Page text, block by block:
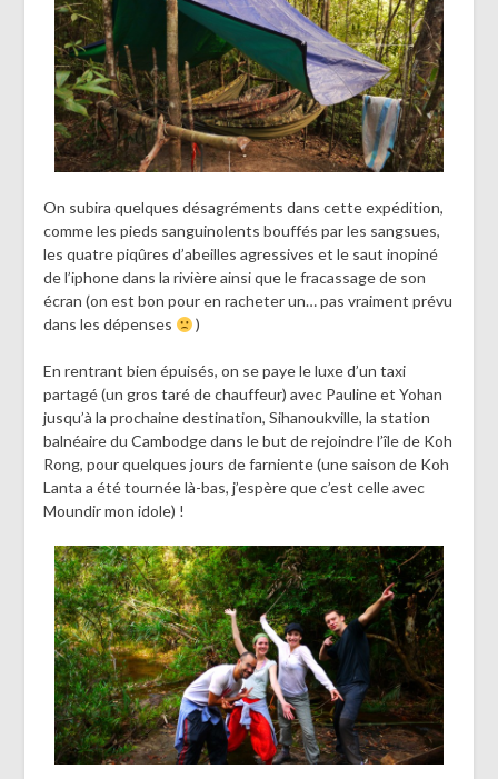
On subira quelques désagréments dans cette expédition,
comme les pieds sanguinolents bouffés par les sangsues,
les quatre piqûres d’abeilles agressives et le saut inopiné
de l’iphone dans la rivière ainsi que le fracassage de son
écran (on est bon pour en racheter un… pas vraiment prévu
dans les dépenses
)
En rentrant bien épuisés, on se paye le luxe d’un taxi
partagé (un gros taré de chauffeur) avec Pauline et Yohan
jusqu’à la prochaine destination, Sihanoukville, la station
balnéaire du Cambodge dans le but de rejoindre l’île de Koh
Rong, pour quelques jours de farniente (une saison de Koh
Lanta a été tournée là-bas, j’espère que c’est celle avec
Moundir mon idole) !